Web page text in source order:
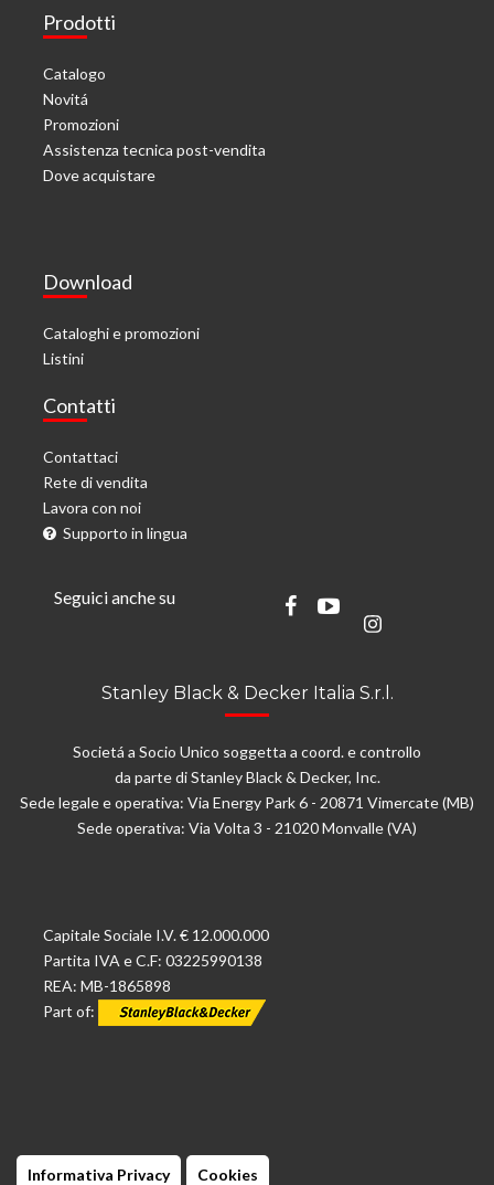
Prodotti
Catalogo
Novitá
Promozioni
Assistenza tecnica post-vendita
Dove acquistare
Download
Cataloghi e promozioni
Listini
Contatti
Contattaci
Rete di vendita
Lavora con noi
Supporto in lingua
Seguici anche su
Stanley Black & Decker Italia S.r.l.
Societá a Socio Unico soggetta a coord. e controllo
da parte di Stanley Black & Decker, Inc.
Sede legale e operativa: Via Energy Park 6 - 20871 Vimercate (MB)
Sede operativa: Via Volta 3 - 21020 Monvalle (VA)
Capitale Sociale I.V. € 12.000.000
Partita IVA e C.F: 03225990138
REA: MB-1865898
Part of:
Informativa Privacy Cookies